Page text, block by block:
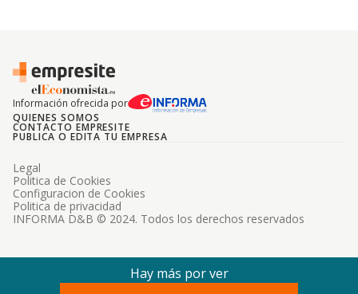
Información ofrecida por
QUIENES SOMOS
CONTACTO EMPRESITE
PUBLICA O EDITA TU EMPRESA
INFORMA D&B © 2024. Todos los derechos reservados
Legal
Politica de Cookies
Configuracion de Cookies
Politica de privacidad
Hay más por ver